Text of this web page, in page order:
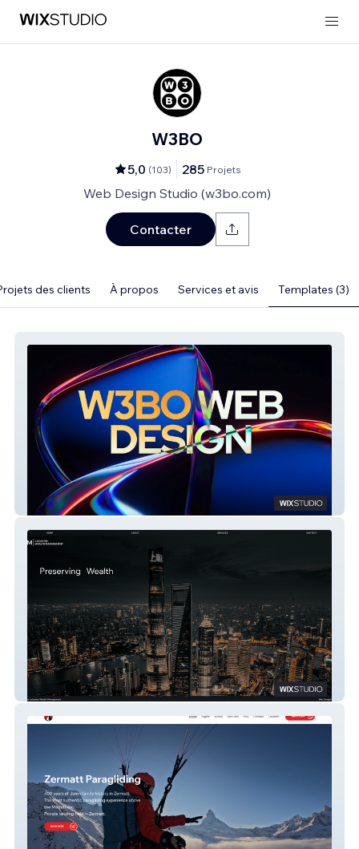
W3BO
5,0 (103) 285 Projets
Web Design Studio (w3bo.com)
Contacter
des clients À propos Services et avis Templates (3)
W3BO
Leicester Wealth Management